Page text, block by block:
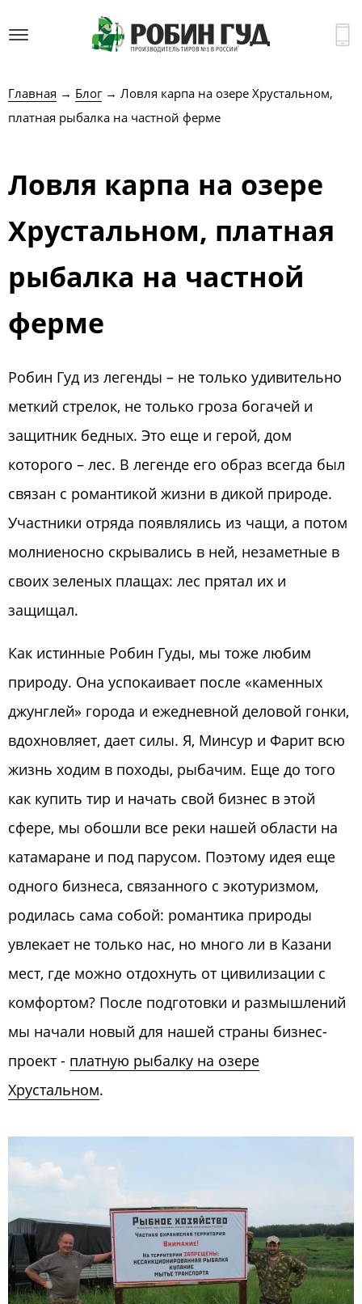
Главная → Блог→ Ловля карпа на озере Хрустальном,
платная рыбалка на частной ферме
Ловля карпа на озере
Хрустальном, платная
рыбалка на частной
ферме
Робин Гуд из легенды – не только удивительно
меткий стрелок, не только гроза богачей и
защитник бедных. Это еще и герой, дом
которого – лес. В легенде его образ всегда был
связан с романтикой жизни в дикой природе.
Участники отряда появлялись из чащи, а потом
молниеносно скрывались в ней, незаметные в
своих зеленых плащах: лес прятал их и
защищал.
Как истинные Робин Гуды, мы тоже любим
природу. Она успокаивает после «каменных
джунглей» города и ежедневной деловой гонки,
вдохновляет, дает силы. Я, Минсур и Фарит всю
жизнь ходим в походы, рыбачим. Еще до того
как купить тир и начать свой бизнес в этой
сфере, мы обошли все реки нашей области на
катамаране и под парусом. Поэтому идея еще
одного бизнеса, связанного с экотуризмом,
родилась сама собой: романтика природы
увлекает не только нас, но много ли в Казани
мест, где можно отдохнуть от цивилизации с
комфортом? После подготовки и размышлений
мы начали новый для нашей страны бизнес-
проект - платную рыбалку на озере
Хрустальном.